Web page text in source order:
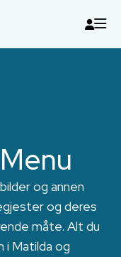
og annen
og deres
måte. Alt du
i Matilda og